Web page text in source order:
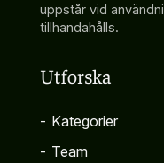
uppstår vid
tillhandahålls.
Utforska
- Kategorier
- Team